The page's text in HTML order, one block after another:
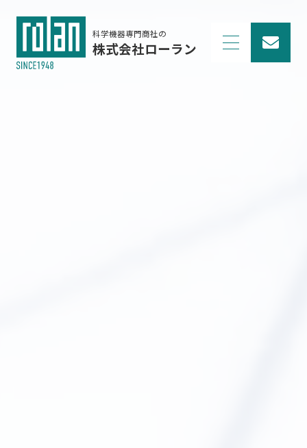
科学機器専門商社の
株式会社ローラン